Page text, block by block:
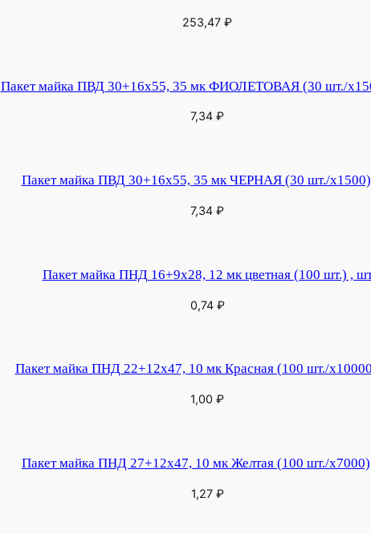
253,47 ₽
Пакет майка ПВД 30+16х55, 35 мк ФИОЛЕТОВАЯ (30 шт./
7,34 ₽
Пакет майка ПВД 30+16х55, 35 мк ЧЕРНАЯ (30 шт./
7,34 ₽
Пакет майка ПНД 16+9х28, 12 мк цветная (100 шт.) ,
0,74 ₽
Пакет майка ПНД 22+12х47, 10 мк Красная (100 шт./
1,00 ₽
Пакет майка ПНД 27+12х47, 10 мк Желтая (100 шт./
1,27 ₽